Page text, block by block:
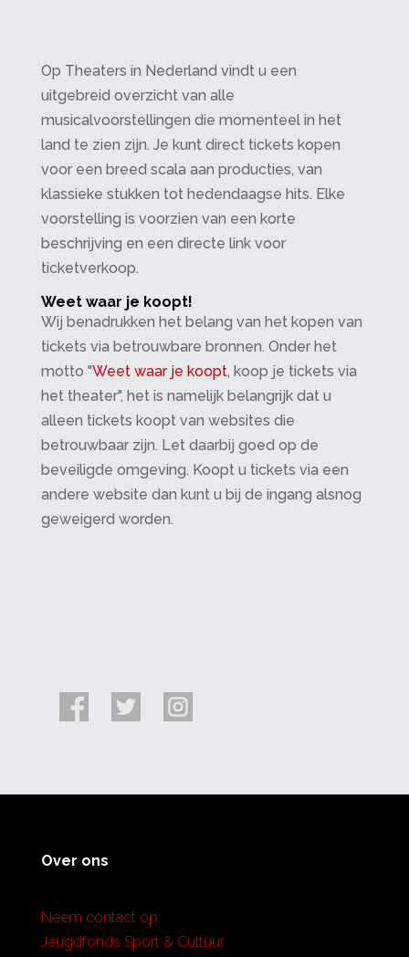
Op Theaters in Nederland vindt u een
uitgebreid overzicht van alle
musicalvoorstellingen die momenteel in het
land te zien zijn. Je kunt direct tickets kopen
voor een breed scala aan producties, van
klassieke stukken tot hedendaagse hits. Elke
voorstelling is voorzien van een korte
beschrijving en een directe link voor
ticketverkoop.
Weet waar je koopt!
Wij benadrukken het belang van het kopen van
tickets via betrouwbare bronnen. Onder het
motto "Weet waar je koopt, koop je tickets via
het theater", het is namelijk belangrijk dat u
alleen tickets koopt van websites die
betrouwbaar zijn. Let daarbij goed op de
beveiligde omgeving. Koopt u tickets via een
andere website dan kunt u bij de ingang alsnog
geweigerd worden.
Over ons
Neem contact op
Jeugdfonds Sport & Cultuur